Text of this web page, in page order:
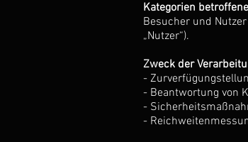
Kategorien
Besucher und
„Nutzer“).
Zweck der
-
- Beantwortung von
-
-